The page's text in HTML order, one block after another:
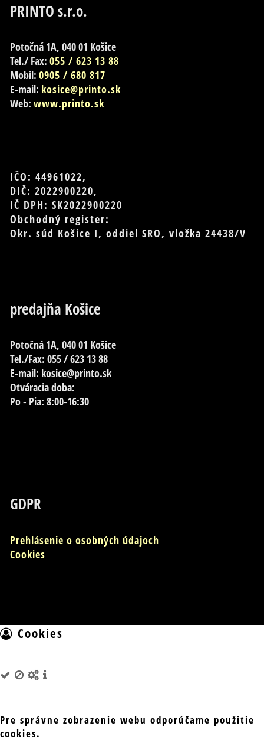
PRINTO s.r.o.
Potočná 1A, 040 01 Košice
Tel./ Fax:055 / 623 13 88
Mobil:0905 / 680 817
E-mail: kosice@printo.sk
Web:www.printo.sk
IČO: 44961022,
DIČ: 2022900220,
IČ DPH: SK2022900220
Obchodný register:
Okr. súd Košice I, oddiel SRO, vložka 24438/V
predajňa Košice
Potočná 1A, 040 01 Košice
Tel./Fax: 055 / 623 13 88
E-mail: kosice@printo.sk
Otváracia doba:
Po - Pia: 8:00-16:30
GDPR
Prehlásenie o osobných údajoch
Cookies
Cookies
Pre správne zobrazenie webu odporúčame použitie
cookies.